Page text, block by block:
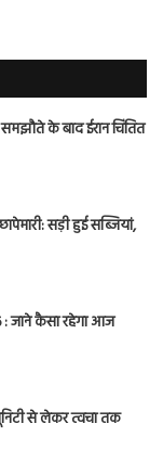
के बाद ईरान चिंतित
सड़ी हुई सब्जियां,
जाने कैसा रहेगा आज
से लेकर त्वचा तक